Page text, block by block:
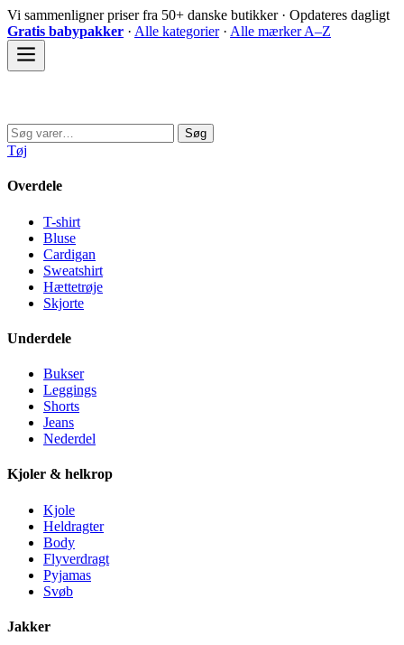
Spring
til
indhold
Vi sammenligner priser fra 50+ danske butikker · Opdateres dagligt
Gratis babypakker · Alle kategorier· Alle mærker A–Z
Søg
efter:
Søg
Tøj
Overdele
T-shirt
Bluse
Cardigan
Sweatshirt
Hættetrøje
Skjorte
Underdele
Bukser
Leggings
Shorts
Jeans
Nederdel
Kjoler & helkrop
Kjole
Heldragter
Body
Flyverdragt
Pyjamas
Svøb
Jakker